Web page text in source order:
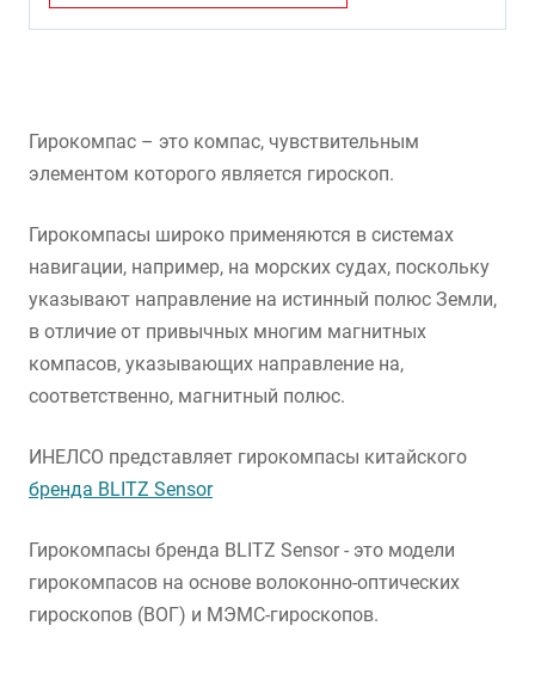
Гирокомпас – это компас, чувствительным
элементом которого является гироскоп.
Гирокомпасы широко применяются в системах
навигации, например, на морских судах, поскольку
указывают направление на истинный полюс Земли,
в отличие от привычных многим магнитных
компасов, указывающих направление на,
соответственно, магнитный полюс.
ИНЕЛСО представляет гирокомпасы китайского
бренда BLITZ Sensor
Гирокомпасы бренда BLITZ Sensor - это модели
гирокомпасов на основе волоконно-оптических
гироскопов (ВОГ) и МЭМС-гироскопов.